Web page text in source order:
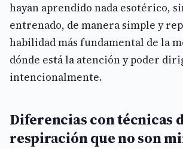
hayan aprendido nada esotérico,
entrenado, de manera simple y
habilidad más fundamental de la
dónde está la atención y poder
intencionalmente.
Diferencias con técnicas
respiración que no son